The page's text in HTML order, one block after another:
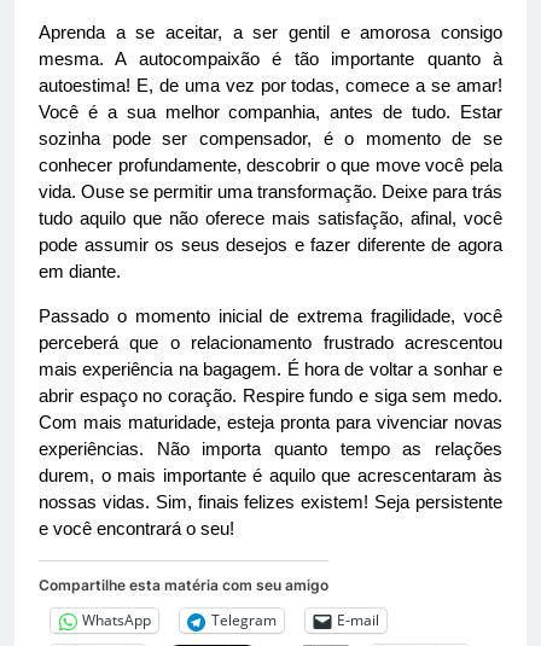
Aprenda a se aceitar, a ser gentil e amorosa consigo
mesma. A autocompaixão é tão importante quanto à
autoestima! E, de uma vez por todas, comece a se amar!
Você é a sua melhor companhia, antes de tudo. Estar
sozinha pode ser compensador, é o momento de se
conhecer profundamente, descobrir o que move você pela
vida. Ouse se permitir uma transformação. Deixe para trás
tudo aquilo que não oferece mais satisfação, afinal, você
pode assumir os seus desejos e fazer diferente de agora
em diante.
Passado o momento inicial de extrema fragilidade, você
perceberá que o relacionamento frustrado acrescentou
mais experiência na bagagem. É hora de voltar a sonhar e
abrir espaço no coração. Respire fundo e siga sem medo.
Com mais maturidade, esteja pronta para vivenciar novas
experiências. Não importa quanto tempo as relações
durem, o mais importante é aquilo que acrescentaram às
nossas vidas. Sim, finais felizes existem! Seja persistente
e você encontrará o seu!
Compartilhe esta matéria com seu amigo
WhatsApp Telegram
E-mail